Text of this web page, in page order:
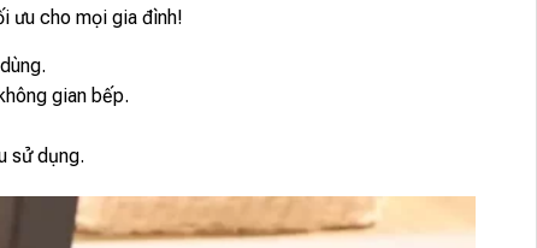
ưu cho mọi gia đình!
gian bếp.
sử dụng.